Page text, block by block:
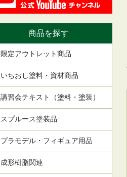
商品を探す
限定アウトレット商品
いちおし塗料・資材商品
講習会テキスト（塗料・塗装）
スプルース塗装品
プラモデル・フィギュア用品
成形樹脂関連